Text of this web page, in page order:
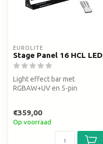
EUROLITE
Stage Panel 16 HCL LED
Light effect bar met
RGBAW+UV en 5-pin
€359,00
Op voorraad